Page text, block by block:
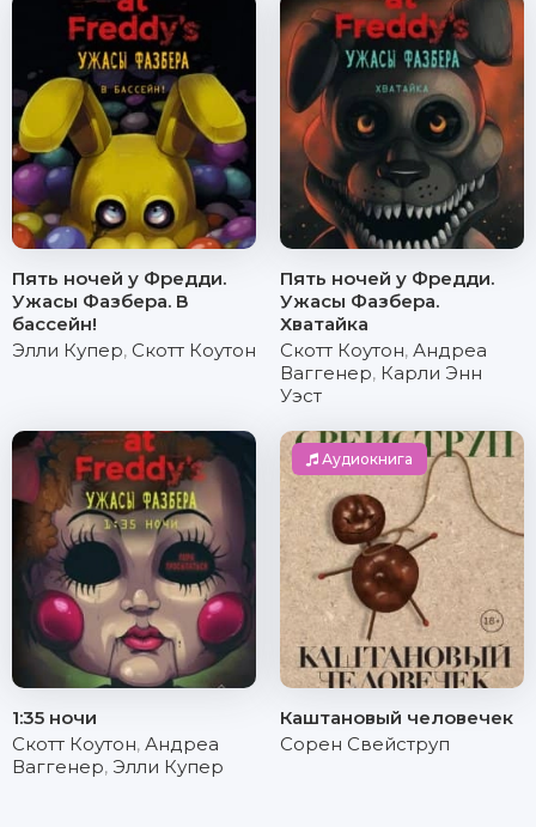
Пять ночей у Фредди.
Ужасы Фазбера. В
бассейн!
Элли Купер, Скотт Коутон
Пять ночей у Фредди.
Ужасы Фазбера.
Хватайка
Скотт Коутон, Андреа
Ваггенер, Карли Энн
Уэст
1:35 ночи
Скотт Коутон, Андреа
Ваггенер, Элли Купер
Аудиокнига
Каштановый человечек
Сорен Свейструп